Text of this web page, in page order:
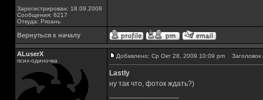
Зарегистрирован: 18.09.2008
Сообщения: 6217
Откуда: Рязань
Вернуться к началу
ALuserX
псих-одиночка
Добавлено: Ср Окт 28, 2009 10:09 pm Заголовок
Lastly
ну так что, фоток ждать?)